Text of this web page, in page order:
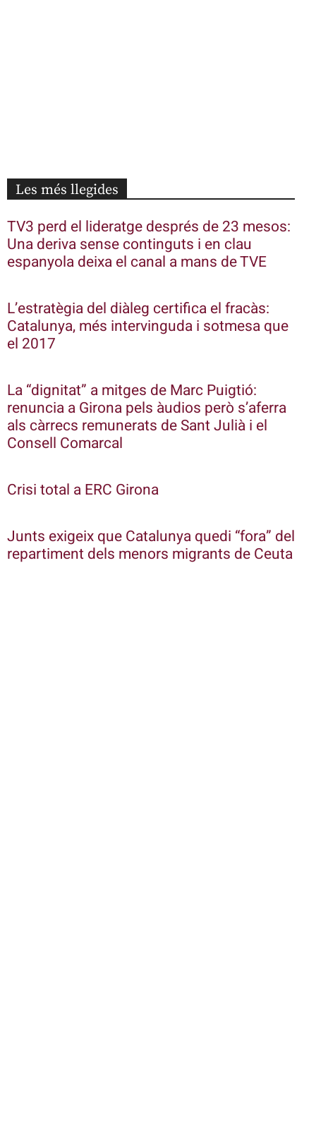
Les més llegides
TV3 perd el lideratge després de 23 mesos:
Una deriva sense continguts i en clau
espanyola deixa el canal a mans de TVE
L’estratègia del diàleg certifica el fracàs:
Catalunya, més intervinguda i sotmesa que
el 2017
La “dignitat” a mitges de Marc Puigtió:
renuncia a Girona pels àudios però s’aferra
als càrrecs remunerats de Sant Julià i el
Consell Comarcal
Crisi total a ERC Girona
Junts exigeix que Catalunya quedi “fora” del
repartiment dels menors migrants de Ceuta